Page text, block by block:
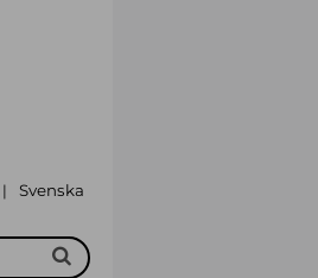
| Svenska